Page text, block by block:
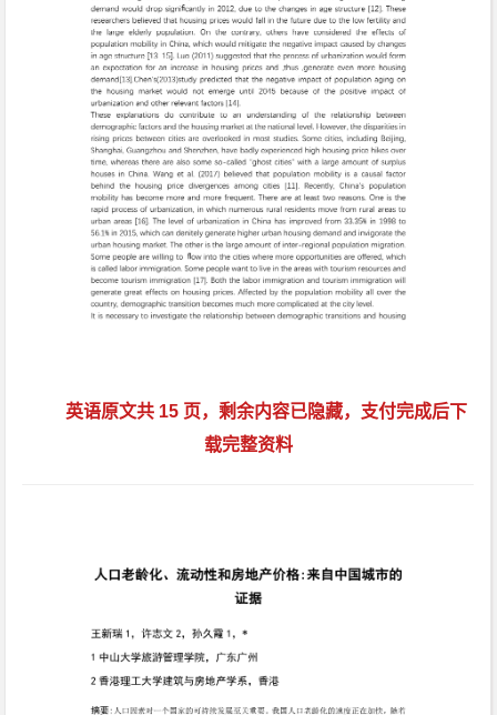
英语原文共 15 页，剩余内容已隐藏，支付完成后下
载完整资料